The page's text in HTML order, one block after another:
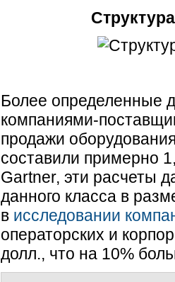
Более определенные
компаниями-
продажи
составили примерно
Gartner, эти расчеты
данного класса в
в исследовании
операторских и
долл., что на 10%